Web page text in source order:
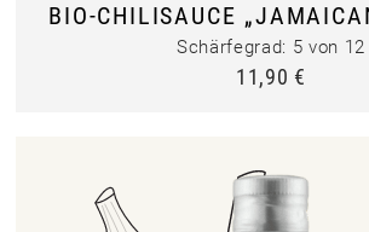
BIO-CHILISAUCE
Schärfegrad: 5 von 12
11,90 €